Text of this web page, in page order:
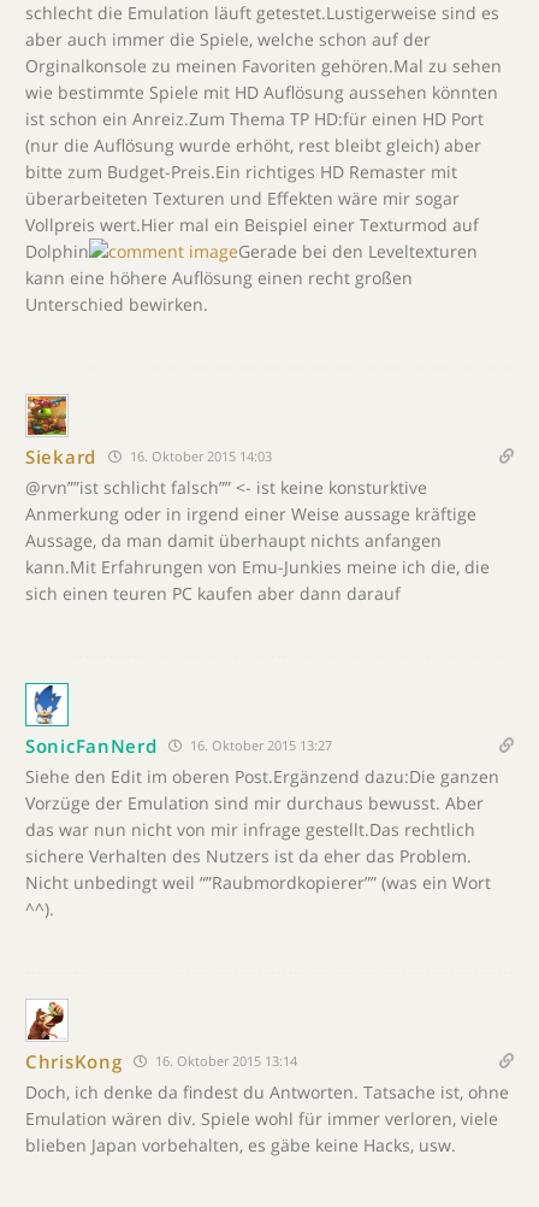
schlecht die Emulation läuft getestet.Lustigerweise sind es
aber auch immer die Spiele, welche schon auf der
Orginalkonsole zu meinen Favoriten gehören.Mal zu sehen
wie bestimmte Spiele mit HD Auflösung aussehen könnten
ist schon ein Anreiz.Zum Thema TP HD:für einen HD Port
(nur die Auflösung wurde erhöht, rest bleibt gleich) aber
bitte zum Budget-Preis.Ein richtiges HD Remaster mit
überarbeiteten Texturen und Effekten wäre mir sogar
Vollpreis wert.Hier mal ein Beispiel einer Texturmod auf
Dolphin
Gerade bei den Leveltexturen
kann eine höhere Auflösung einen recht großen
Unterschied bewirken.
Siekard 16. Oktober 2015 14:03
@rvn””ist schlicht falsch”” <- ist keine konsturktive
Anmerkung oder in irgend einer Weise aussage kräftige
Aussage, da man damit überhaupt nichts anfangen
kann.Mit Erfahrungen von Emu-Junkies meine ich die, die
sich einen teuren PC kaufen aber dann darauf
SonicFanNerd 16. Oktober 2015 13:27
Siehe den Edit im oberen Post.Ergänzend dazu:Die ganzen
Vorzüge der Emulation sind mir durchaus bewusst. Aber
das war nun nicht von mir infrage gestellt.Das rechtlich
sichere Verhalten des Nutzers ist da eher das Problem.
Nicht unbedingt weil “”Raubmordkopierer”” (was ein Wort
^^).
ChrisKong 16. Oktober 2015 13:14
Doch, ich denke da findest du Antworten. Tatsache ist, ohne
Emulation wären div. Spiele wohl für immer verloren, viele
blieben Japan vorbehalten, es gäbe keine Hacks, usw.